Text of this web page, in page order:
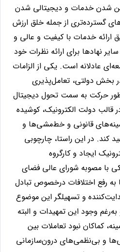
شدن خدمات و دیجیتالی شدن
گسترده‌تری از جمله خلق ارزش
ارائه خدمات با کیفیت و عالی و
نهادها برای ارائه نظرات خود
عادلانه است. یکی از الزامات
بخش دولتی، تعامل‌پذیری
حرکت به سمت تحول دیجیتال
قالب دولت الکترونیک، کوشیده
قانونی و خط‌مشی‌ها و
کند. در این راستا، چارچوبی
ایجاد و کارگروه
با مصوبه شورای عالی فضای
رفع اختلافات درخصوص تبادل
و تسهیلگر این موضوع
وجود این تمهیدات و البته
کماکان نبود تعاملات بین
و بی‌نظمی‌های درون‌سازمانی